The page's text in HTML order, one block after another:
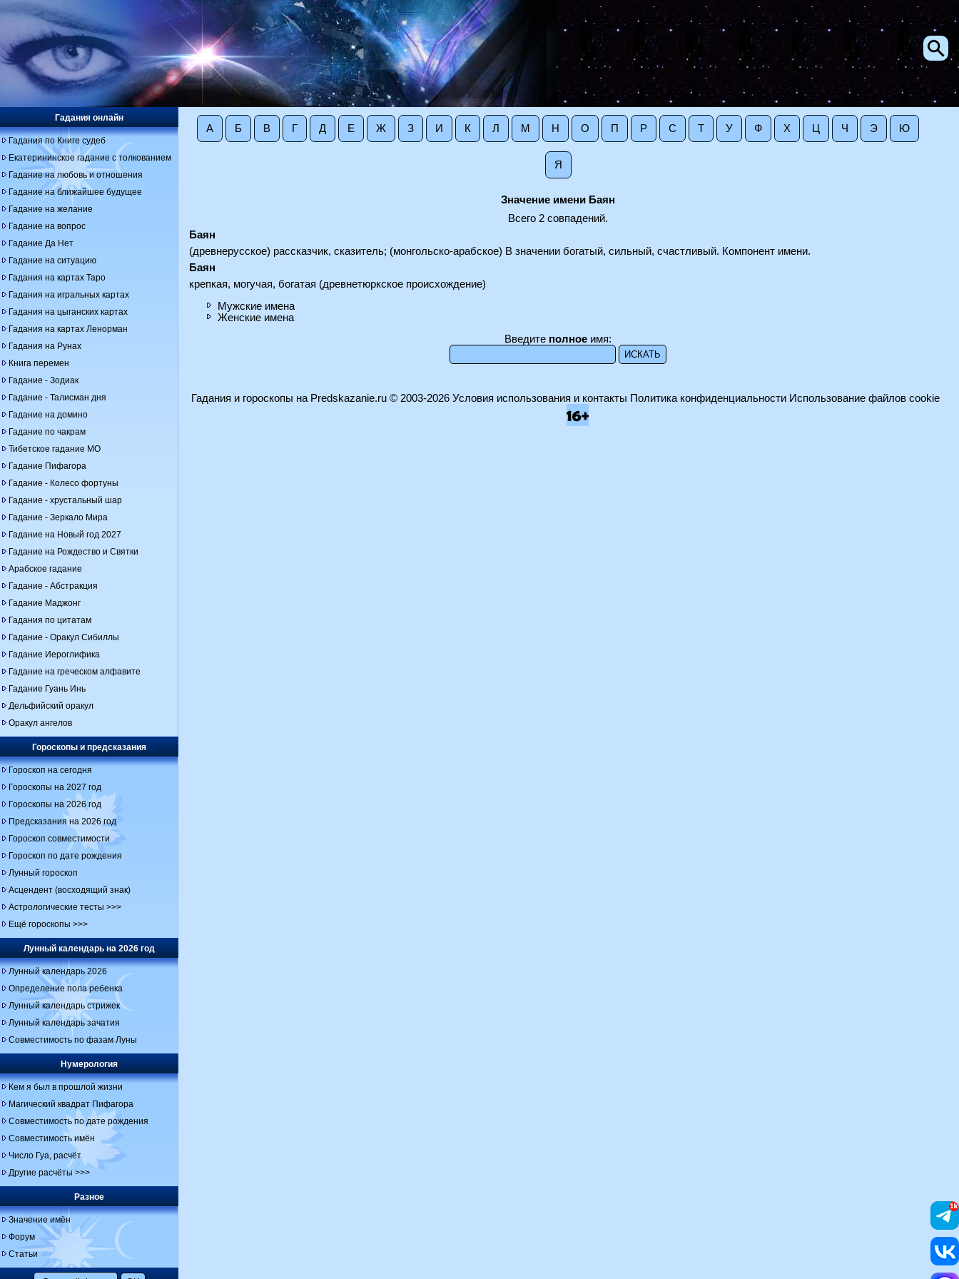
А Б В Г Д Е Ж З И К Л М Н О П Р С Т У Ф Х Ц Ч Э Ю
Я
Значение имени Баян
Всего 2 совпадений.
Баян
(древнерусское) рассказчик, сказитель; (монгольско-арабское) В значении богатый, сильный, счастливый. Компонент имени.
Баян
крепкая, могучая, богатая (древнетюркское происхождение)
Мужские имена
Женские имена
Введите полное имя:
Гадания онлайн
Гадания по Книге судеб
Екатерининское гадание с толкованием
Гадание на любовь и отношения
Гадание на ближайшее будущее
Гадание на желание
Гадание на вопрос
Гадание Да Нет
Гадание на ситуацию
Гадания на картах Таро
Гадания на игральных картах
Гадания на цыганских картах
Гадания на картах Ленорман
Гадания на Рунах
Книга перемен
Гадание - Зодиак
Гадание - Талисман дня
Гадание на домино
Гадание по чакрам
Тибетское гадание МО
Гадание Пифагора
Гадание - Колесо фортуны
Гадание - хрустальный шар
Гадание - Зеркало Мира
Гадание на Новый год 2027
Гадание на Рождество и Святки
Арабское гадание
Гадание - Абстракция
Гадание Маджонг
Гадания по цитатам
Гадание - Оракул Сибиллы
Гадание Иероглифика
Гадание на греческом алфавите
Гадание Гуань Инь
Дельфийский оракул
Оракул ангелов
Гороскопы и предсказания
Гороскоп на сегодня
Гороскопы на 2027 год
Гороскопы на 2026 год
Предсказания на 2026 год
Гороскоп совместимости
Гороскоп по дате рождения
Лунный гороскоп
Асцендент (восходящий знак)
Астрологические тесты >>>
Ещё гороскопы >>>
Лунный календарь на 2026 год
Лунный календарь 2026
Определение пола ребенка
Лунный календарь стрижек
Лунный календарь зачатия
Совместимость по фазам Луны
Нумерология
Кем я был в прошлой жизни
Магический квадрат Пифагора
Совместимость по дате рождения
Совместимость имён
Число Гуа, расчёт
Другие расчёты >>>
Разное
Значение имён
Форум
Статьи
Гадания и гороскопы на Predskazanie.ru© 2003-2026 Условия использования и контакты Политика конфиденциальности Использование файлов cookie